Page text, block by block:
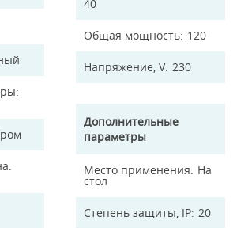
40
Общая мощность 120
Напряжение, V 230
Дополнительные
параметры
Место применения На
стол
Степень защиты, IP 20